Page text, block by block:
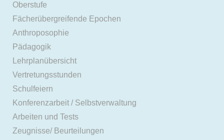
Oberstufe
Fächerübergreifende Epochen
Anthroposophie
Pädagogik
Lehrplanübersicht
Vertretungsstunden
Schulfeiern
Konferenzarbeit / Selbstverwaltung
Arbeiten und Tests
Zeugnisse/ Beurteilungen